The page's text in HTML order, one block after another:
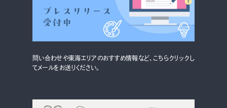
問い合わせや東海エリアのおすすめ情報など、こちらクリックし
てメールをお送りください。